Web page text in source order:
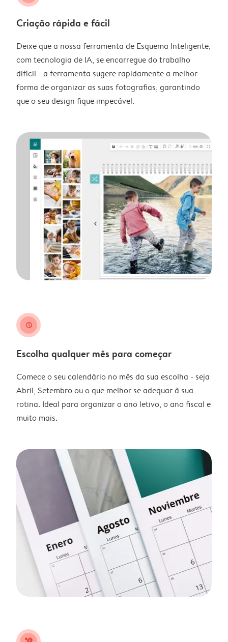
Criação rápida e fácil
Deixe que a nossa ferramenta de Esquema Inteligente,
com tecnologia de IA, se encarregue do trabalho
difícil - a ferramenta sugere rapidamente a melhor
forma de organizar as suas fotografias, garantindo
que o seu design fique impecável.
clock
Escolha qualquer mês para começar
Comece o seu calendário no mês da sua escolha - seja
Abril, Setembro ou o que melhor se adequar à sua
rotina. Ideal para organizar o ano letivo, o ano fiscal e
muito mais.